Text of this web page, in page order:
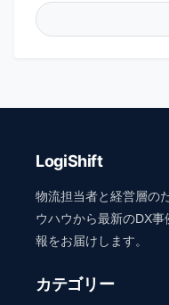
LogiShift
物流担当者と経営層の
ウハウから最新のDX
報をお届けします。
カテゴリー